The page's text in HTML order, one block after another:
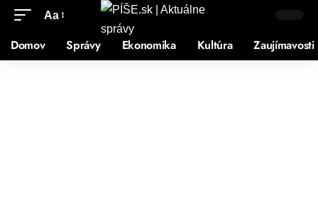
Aa
Domov Správy Ekonomika Kultúra Zaujímavosti